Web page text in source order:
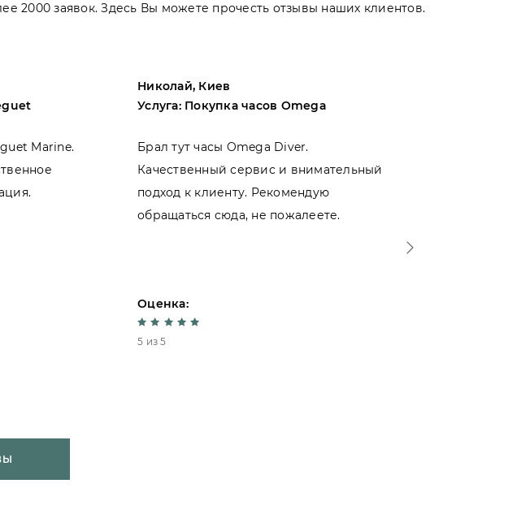
2000 заявок. Здесь Вы можете прочесть отзывы наших клиентов.
Marine.
Николай, Киев
Услуга: Покупка часов Omega
Брал тут часы Omega Diver.
Качественный сервис и внимательный
подход к клиенту. Рекомендую
обращаться сюда, не пожалеете.
Оценка:
5 из 5